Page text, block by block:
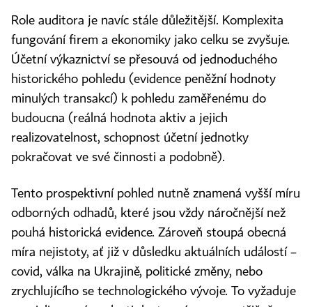
Role auditora je navíc stále důležitější. Komplexita
fungování firem a ekonomiky jako celku se zvyšuje.
Účetní výkaznictví se přesouvá od jednoduchého
historického pohledu (evidence peněžní hodnoty
minulých transakcí) k pohledu zaměřenému do
budoucna (reálná hodnota aktiv a jejich
realizovatelnost, schopnost účetní jednotky
pokračovat ve své činnosti a podobně).
Tento prospektivní pohled nutně znamená vyšší míru
odborných odhadů, které jsou vždy náročnější než
pouhá historická evidence. Zároveň stoupá obecná
míra nejistoty, ať již v důsledku aktuálních událostí –
covid, válka na Ukrajině, politické změny, nebo
zrychlujícího se technologického vývoje. To vyžaduje